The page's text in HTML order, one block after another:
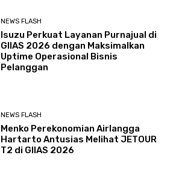
NEWS FLASH
Isuzu Perkuat Layanan Purnajual di
GIIAS 2026 dengan Maksimalkan
Uptime Operasional Bisnis
Pelanggan
NEWS FLASH
Menko Perekonomian Airlangga
Hartarto Antusias Melihat JETOUR
T2 di GIIAS 2026